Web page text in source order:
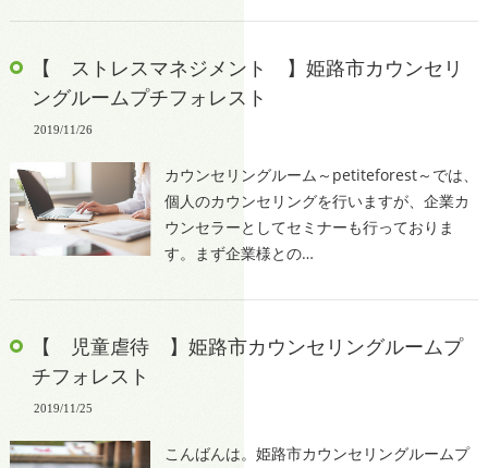
【 ストレスマネジメント 】姫路市カウンセリ
ングルームプチフォレスト
2019/11/26
カウンセリングルーム～petiteforest～では、
個人のカウンセリングを行いますが、企業カ
ウンセラーとしてセミナーも行っておりま
す。まず企業様との…
【 児童虐待 】姫路市カウンセリングルームプ
チフォレスト
2019/11/25
こんばんは。姫路市カウンセリングルームプ